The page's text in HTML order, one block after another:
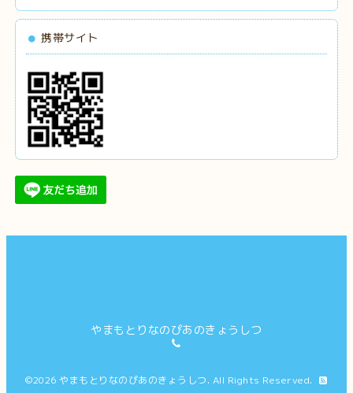
携帯サイト
やまもとりなのぴあのきょうしつ
©2026やまもとりなのぴあのきょうしつ. All Rights Reserved.